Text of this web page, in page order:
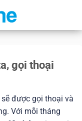
gọi thoại
được gọi thoại và
Với mỗi tháng